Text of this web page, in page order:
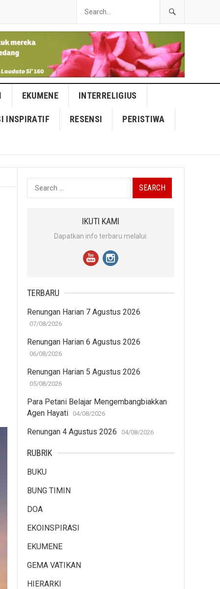
EKUMENE INTERRELIGIUS
INSPIRATIF RESENSI PERISTIWA
Search
for:
IKUTI KAMI
Dapatkan info terbaru melalui:
TERBARU
Renungan Harian 7 Agustus 2026
07/08/2026
Renungan Harian 6 Agustus 2026
06/08/2026
Renungan Harian 5 Agustus 2026
05/08/2026
Para Petani Belajar Mengembangbiakkan
Agen Hayati
04/08/2026
Renungan 4 Agustus 2026 04/08/2026
RUBRIK
BUKU
BUNG TIMIN
DOA
EKOINSPIRASI
EKUMENE
GEMA VATIKAN
HIERARKI